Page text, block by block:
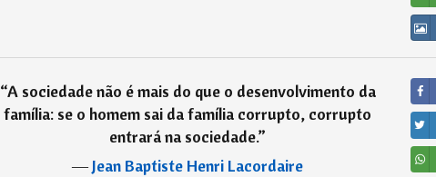
“A sociedade não é mais do que o desenvolvimento da
família: se o homem sai da família corrupto, corrupto
entrará na sociedade.”
―Jean Baptiste Henri Lacordaire